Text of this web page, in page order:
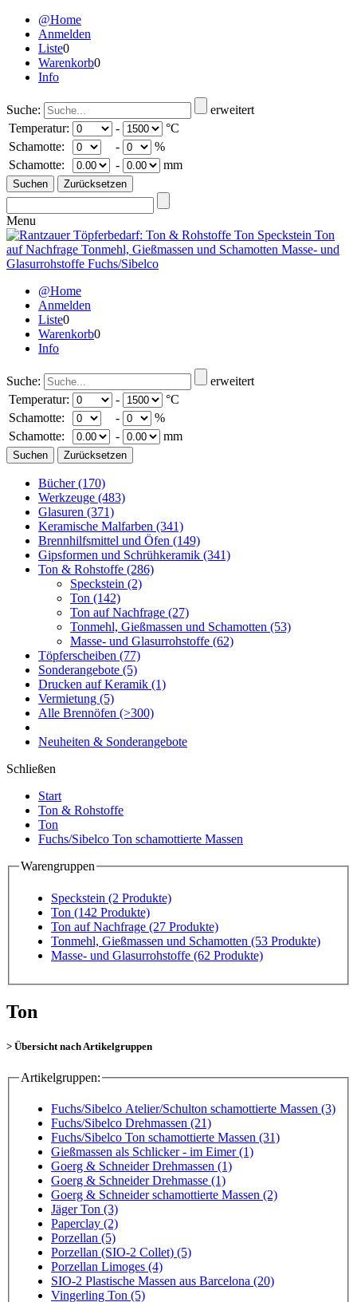
@Home
Anmelden
Liste0
Warenkorb0
Info
Suche:
erweitert
Temperatur:
-
°C
Schamotte:
-
%
Schamotte:
- mm
Menu
@Home
Anmelden
Liste0
Warenkorb0
Info
Suche:
erweitert
Temperatur:
-
°C
Schamotte:
-
%
Schamotte:
- mm
Bücher(170)
Werkzeuge (483)
Glasuren (371)
Keramische Malfarben (341)
Brennhilfsmittel und Öfen (149)
Gipsformen und Schrühkeramik (341)
Ton & Rohstoffe (286)
Speckstein (2)
Ton (142)
Ton auf Nachfrage (27)
Tonmehl, Gießmassen und Schamotten (53)
Masse- und Glasurrohstoffe (62)
Töpferscheiben (77)
Sonderangebote (5)
Drucken auf Keramik (1)
Vermietung (5)
Alle Brennöfen (>300)
Neuheiten & Sonderangebote
Schließen
Start
Ton & Rohstoffe
Ton
Fuchs/Sibelco Ton schamottierte Massen
Warengruppen
Speckstein (2 Produkte)
Ton (142 Produkte)
Ton auf Nachfrage (27 Produkte)
Tonmehl, Gießmassen und Schamotten (53 Produkte)
Masse- und Glasurrohstoffe (62 Produkte)
Ton
> Übersicht nach Artikelgruppen
Artikelgruppen:
Fuchs/Sibelco Atelier/Schulton schamottierte Massen (3)
Fuchs/Sibelco Drehmassen (21)
Fuchs/Sibelco Ton schamottierte Massen (31)
Gießmassen als Schlicker - im Eimer (1)
Goerg & Schneider Drehmassen (1)
Goerg & Schneider Drehmasse (1)
Goerg & Schneider schamottierte Massen (2)
Jäger Ton (3)
Paperclay (2)
Porzellan (5)
Porzellan (SIO-2 Collet) (5)
Porzellan Limoges (4)
SIO-2 Plastische Massen aus Barcelona (20)
Vingerling Ton (5)